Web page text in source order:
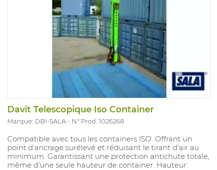
Davit Telescopique Iso Container
Marque: DBI-SALA N° Prod. 1026268
Compatible avec tous les containers ISO. Offrant un
point d’ancrage surélevé et réduisant le tirant d’air au
minimum. Garantissant une protection antichute totale,
même d’une seule hauteur de container. Hauteur: